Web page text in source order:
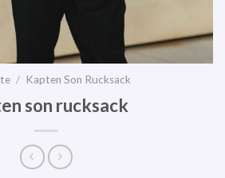
/ Kapten Son Rucksack
son rucksack